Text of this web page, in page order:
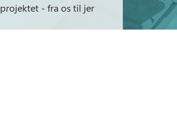
projektet - fra os til jer